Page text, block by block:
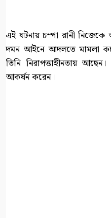
এই ঘটনায় চম্পা রানী নিজেকে
দমন আইনে আদলতে মামলা
তিনি নিরাপত্তাহীনতায়
আকর্ষন করেন।